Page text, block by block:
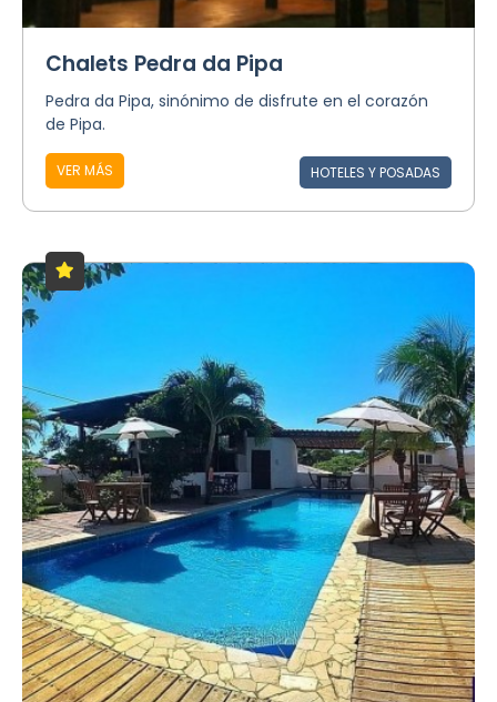
Chalets Pedra da Pipa
Pedra da Pipa, sinónimo de disfrute en el corazón
de Pipa.
VER MÁS HOTELES Y POSADAS